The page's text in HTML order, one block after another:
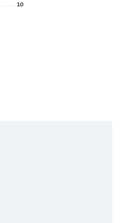
10